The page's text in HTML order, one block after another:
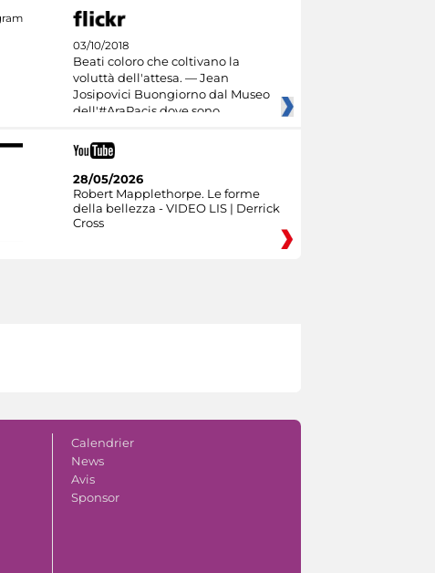
03/10/2018
Beati coloro che coltivano la
voluttà dell'attesa. — Jean
Josipovici Buongiorno dal Museo
dell'#AraPacis dove sono
28/05/2026
Robert Mapplethorpe. Le forme
della bellezza - VIDEO LIS | Derrick
Cross
Calendrier
News
Avis
Sponsor